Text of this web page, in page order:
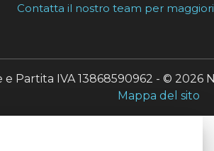
Contatta il nostro team per
Partita IVA 13868590962 - © 2026
Mappa del sito